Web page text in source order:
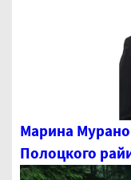
Марина
Полоцкого